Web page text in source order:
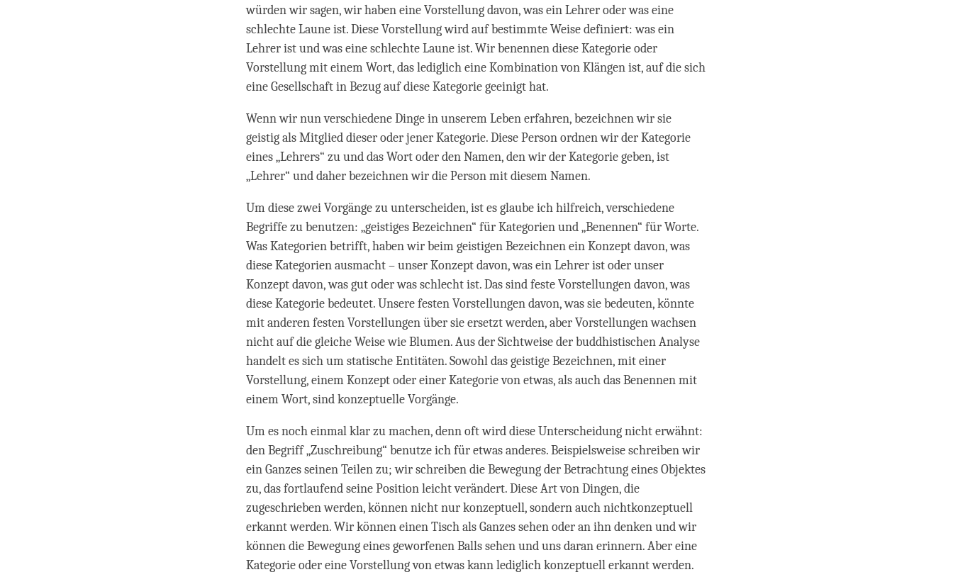
würden wir sagen, wir haben eine Vorstellung davon, was ein Lehrer oder was eine
schlechte Laune ist. Diese Vorstellung wird auf bestimmte Weise definiert: was ein
Lehrer ist und was eine schlechte Laune ist. Wir benennen diese Kategorie oder
Vorstellung mit einem Wort, das lediglich eine Kombination von Klängen ist, auf die sich
eine Gesellschaft in Bezug auf diese Kategorie geeinigt hat.
Wenn wir nun verschiedene Dinge in unserem Leben erfahren, bezeichnen wir sie
geistig als Mitglied dieser oder jener Kategorie. Diese Person ordnen wir der Kategorie
eines „Lehrers“ zu und das Wort oder den Namen, den wir der Kategorie geben, ist
„Lehrer“ und daher bezeichnen wir die Person mit diesem Namen.
Um diese zwei Vorgänge zu unterscheiden, ist es glaube ich hilfreich, verschiedene
Begriffe zu benutzen: „geistiges Bezeichnen“ für Kategorien und „Benennen“ für Worte.
Was Kategorien betrifft, haben wir beim geistigen Bezeichnen ein Konzept davon, was
diese Kategorien ausmacht – unser Konzept davon, was ein Lehrer ist oder unser
Konzept davon, was gut oder was schlecht ist. Das sind feste Vorstellungen davon, was
diese Kategorie bedeutet. Unsere festen Vorstellungen davon, was sie bedeuten, könnte
mit anderen festen Vorstellungen über sie ersetzt werden, aber Vorstellungen wachsen
nicht auf die gleiche Weise wie Blumen. Aus der Sichtweise der buddhistischen Analyse
handelt es sich um statische Entitäten. Sowohl das geistige Bezeichnen, mit einer
Vorstellung, einem Konzept oder einer Kategorie von etwas, als auch das Benennen mit
einem Wort, sind konzeptuelle Vorgänge.
Um es noch einmal klar zu machen, denn oft wird diese Unterscheidung nicht erwähnt:
den Begriff „Zuschreibung“ benutze ich für etwas anderes. Beispielsweise schreiben wir
ein Ganzes seinen Teilen zu; wir schreiben die Bewegung der Betrachtung eines Objektes
zu, das fortlaufend seine Position leicht verändert. Diese Art von Dingen, die
zugeschrieben werden, können nicht nur konzeptuell, sondern auch nichtkonzeptuell
erkannt werden. Wir können einen Tisch als Ganzes sehen oder an ihn denken und wir
können die Bewegung eines geworfenen Balls sehen und uns daran erinnern. Aber eine
Kategorie oder eine Vorstellung von etwas kann lediglich konzeptuell erkannt werden.